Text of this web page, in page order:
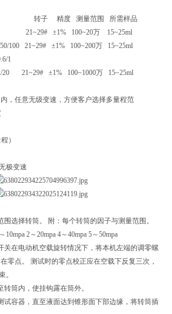
精度 测量范围 所需样品
21~29# ±1% 100~20万 15~25ml
50/100 21~29# ±1% 100~200万 15~25ml
1
21~29# ±1% 100~1000万 15~25ml
，任意无级变速，方便客户选择多量程范
）
极变速
围选择转筒。 附：每个转筒的因子与测量范围。
10mpa 2～20mpa 4～40mpa 5～50mpa
关在电动机空载旋转情况下，将本机左端的调零螺
零点。 测试时的零点校正应在空载下反复三次，
。
筒内，使挂钩露在筒外。
试容器，直至液面达到锥形面下部边缘，将转筒插